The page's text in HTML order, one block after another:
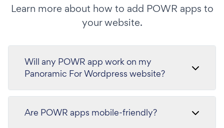
Learn more about how to add POWR apps to
your website.
Will any POWR app work on my
Panoramic For Wordpress website?
Are POWR apps mobile-friendly?